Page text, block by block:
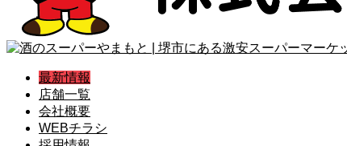
最新情報
店舗一覧
会社概要
WEBチラシ